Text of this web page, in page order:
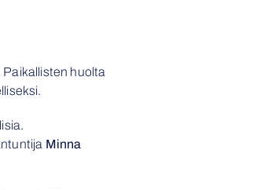
huolta
Minna